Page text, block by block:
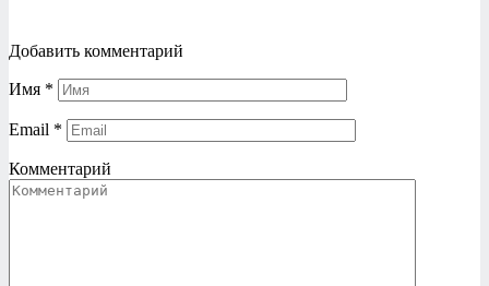
Добавить комментарий
Имя *
Email *
Комментарий